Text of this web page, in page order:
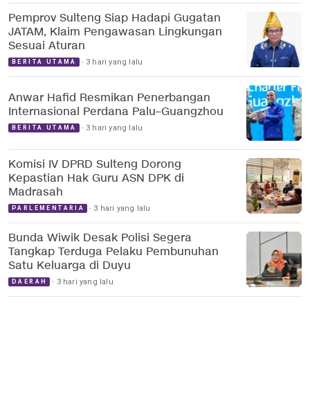
Pemprov Sulteng Siap Hadapi Gugatan
JATAM, Klaim Pengawasan Lingkungan
Sesuai Aturan
BERITA UTAMA 3 hari yang lalu
Anwar Hafid Resmikan Penerbangan
Internasional Perdana Palu–Guangzhou
BERITA UTAMA 3 hari yang lalu
Komisi IV DPRD Sulteng Dorong
Kepastian Hak Guru ASN DPK di
Madrasah
PARLEMENTARIA 3 hari yang lalu
Bunda Wiwik Desak Polisi Segera
Tangkap Terduga Pelaku Pembunuhan
Satu Keluarga di Duyu
DAERAH 3 hari yang lalu